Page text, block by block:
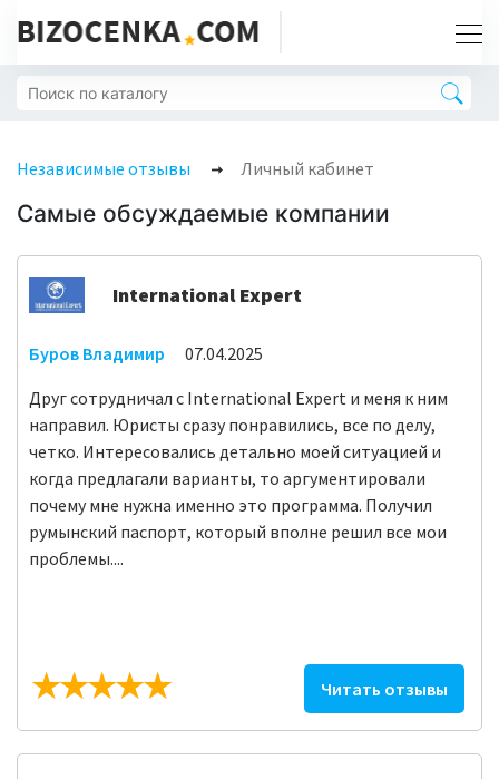
Независимые отзывы Личный кабинет
Самые обсуждаемые компании
International Expert
Буров Владимир
07.04.2025
Друг сотрудничал с International Expert и меня к ним
направил. Юристы сразу понравились, все по делу,
четко. Интересовались детально моей ситуацией и
когда предлагали варианты, то аргументировали
почему мне нужна именно это программа. Получил
румынский паспорт, который вполне решил все мои
проблемы....
Читать отзывы